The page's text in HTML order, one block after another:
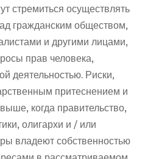
стремиться осуществлять
гражданским обществом,
и другими лицами,
прав человека,
деятельностью. Риски,
притеснением и
когда правительство,
олигархи и / или
владеют собственностью